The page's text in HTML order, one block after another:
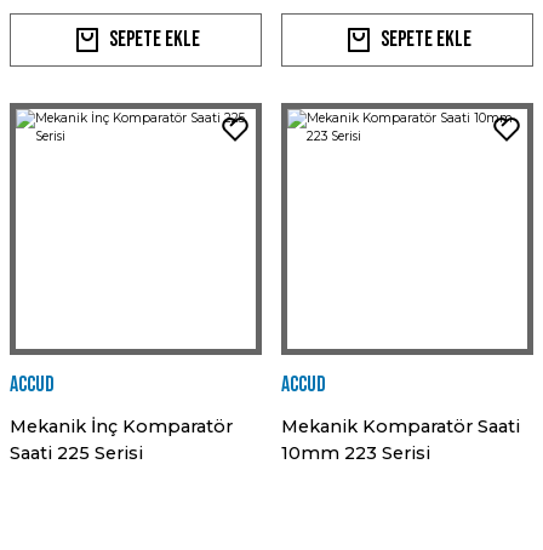
Sepete Ekle Sepete Ekle
Accud
Mekanik İnç Komparatör
Saati 225 Serisi
Accud
Mekanik Komparatör Saati
10mm 223 Serisi